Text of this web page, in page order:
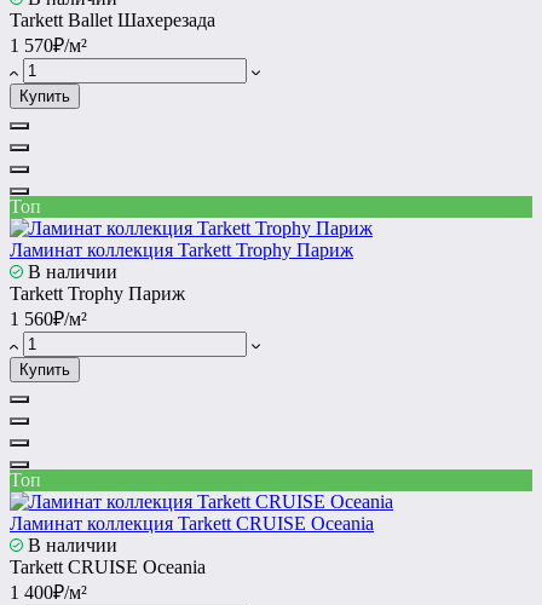
Tarkett Ballet Шахерезада
1 570₽/м²
Купить
Топ
Ламинат коллекция Tarkett Trophy Париж
В наличии
Tarkett Trophy Париж
1 560₽/м²
Купить
Топ
Ламинат коллекция Tarkett CRUISE Oceania
В наличии
Tarkett CRUISE Oceania
1 400₽/м²